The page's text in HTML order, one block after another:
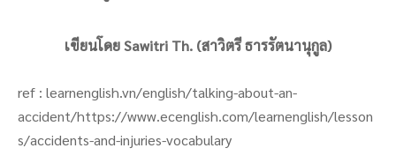
เขียนโดย Sawitri Th. (สาวิตรี ธารรัตนานุกูล)
ref : learnenglish.vn/english/talking-about-an-
accident/https://www.ecenglish.com/learnenglish/lesson
s/accidents-and-injuries-vocabulary